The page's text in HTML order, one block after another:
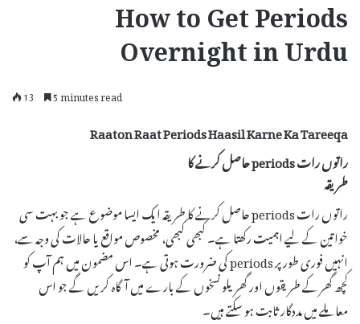
How to Get Periods
Overnight in Urdu
13 5 minutes read
Raaton Raat Periods Haasil Karne Ka Tareeqa
راتوں رات periods حاصل کرنے کا
طریقہ
راتوں رات periods حاصل کرنے کا طریقہ ایک ایسا موضوع ہے جو بہت سی
خواتین کے لیے اہمیت رکھتا ہے۔ کبھی کبھی، مخصوص مواقع یا حالات کی وجہ سے،
انہیں فوری طور پر periods کی ضرورت ہوتی ہے۔ اس مضمون میں ہم آپ کو
کچھ گھر کے طریقوں اور گھریلو نسخوں کے بارے میں آگاہ کریں گے جو اس
معاملے میں مددگار ثابت ہو سکتے ہیں۔